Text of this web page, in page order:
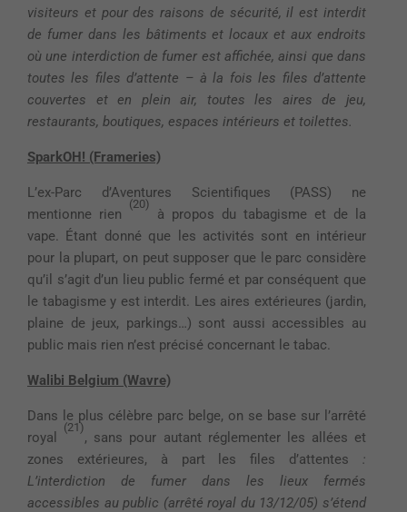
visiteurs et pour des raisons de sécurité, il est interdit
de fumer dans les bâtiments et locaux et aux endroits
où une interdiction de fumer est affichée, ainsi que dans
toutes les files d’attente – à la fois les files d’attente
couvertes et en plein air, toutes les aires de jeu,
restaurants, boutiques, espaces intérieurs et toilettes.
SparkOH! (Frameries)
L’ex-Parc d’Aventures Scientifiques (PASS) ne
mentionne rien
(20)
à propos du tabagisme et de la
vape. Étant donné que les activités sont en intérieur
pour la plupart, on peut supposer que le parc considère
qu’il s’agit d’un lieu public fermé et par conséquent que
le tabagisme y est interdit. Les aires extérieures (jardin,
plaine de jeux, parkings…) sont aussi accessibles au
public mais rien n’est précisé concernant le tabac.
Walibi Belgium (Wavre)
Dans le plus célèbre parc belge, on se base sur l’arrêté
royal
(21)
, sans pour autant réglementer les allées et
zones extérieures, à part les files d’attentes :
L’interdiction de fumer dans les lieux fermés
accessibles au public (arrêté royal du 13/12/05) s’étend